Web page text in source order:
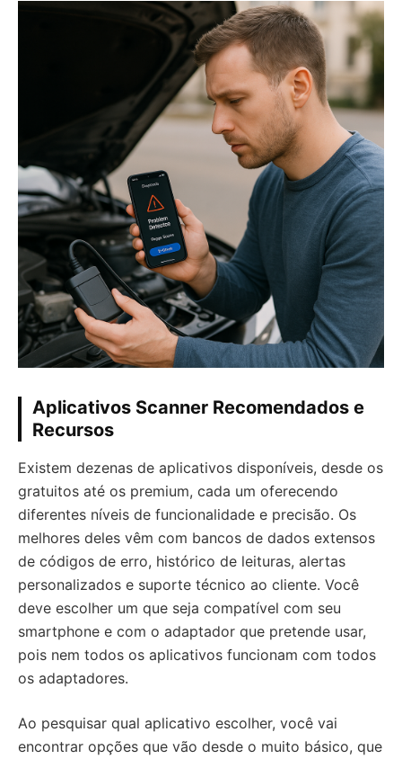
Aplicativos Scanner Recomendados e
Recursos
Existem dezenas de aplicativos disponíveis, desde os
gratuitos até os premium, cada um oferecendo
diferentes níveis de funcionalidade e precisão. Os
melhores deles vêm com bancos de dados extensos
de códigos de erro, histórico de leituras, alertas
personalizados e suporte técnico ao cliente. Você
deve escolher um que seja compatível com seu
smartphone e com o adaptador que pretende usar,
pois nem todos os aplicativos funcionam com todos
os adaptadores.
Ao pesquisar qual aplicativo escolher, você vai
encontrar opções que vão desde o muito básico, que